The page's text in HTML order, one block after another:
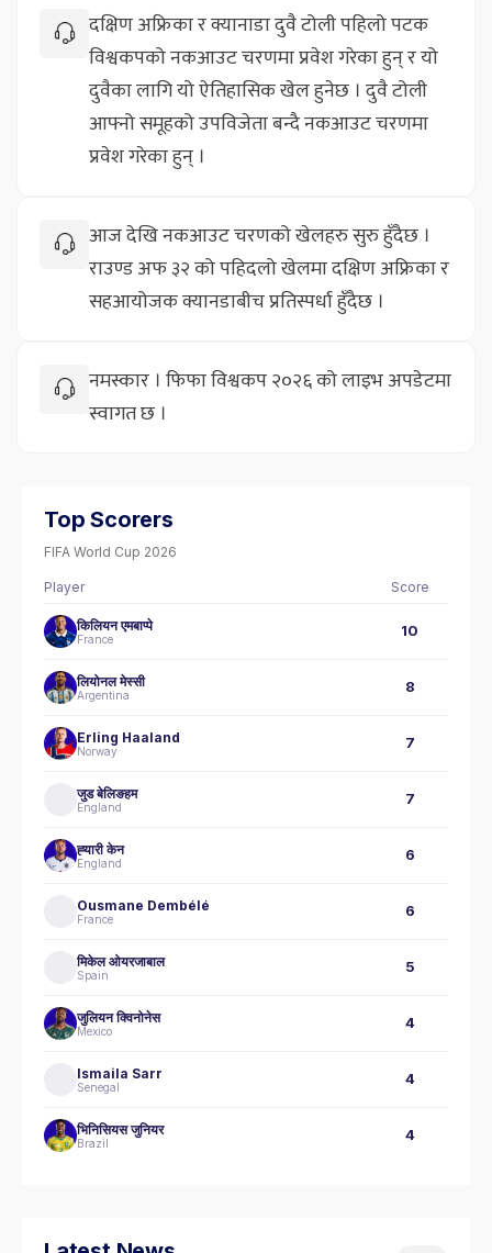
दक्षिण अफ्रिका र क्यानाडा दुवै टोली पहिलो पटक
विश्वकपको नकआउट चरणमा प्रवेश गरेका हुन् र यो
दुवैका लागि यो ऐतिहासिक खेल हुनेछ । दुवै टोली
आफ्नो समूहको उपविजेता बन्दै नकआउट चरणमा
प्रवेश गरेका हुन् ।
आज देखि नकआउट चरणको खेलहरु सुरु हुँदैछ ।
राउण्ड अफ ३२ को पहिदलो खेलमा दक्षिण अफ्रिका र
सहआयोजक क्यानडाबीच प्रतिस्पर्धा हुँदैछ ।
नमस्कार । फिफा विश्वकप २०२६ को लाइभ अपडेटमा
स्वागत छ ।
Top Scorers
FIFA World Cup 2026
Player Score
किलियन एमबाप्पे
France 10
लियोनल मेस्सी
Argentina 8
Erling Haaland
Norway 7
जुड बेलिङहम
England 7
ह्‍यारी केन
England 6
Ousmane Dembélé
France 6
मिकेल ओयरजाबाल
Spain 5
जुलियन क्विनोनेस
Mexico 4
Ismaila Sarr
Senegal 4
भिनिसियस जुनियर
Brazil 4